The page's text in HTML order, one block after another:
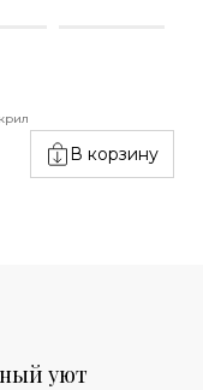
В корзину
уют